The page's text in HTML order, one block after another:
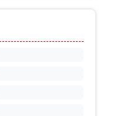
新疆维吾尔自治区白杨市军垦路售后服务中心（需提前预约）